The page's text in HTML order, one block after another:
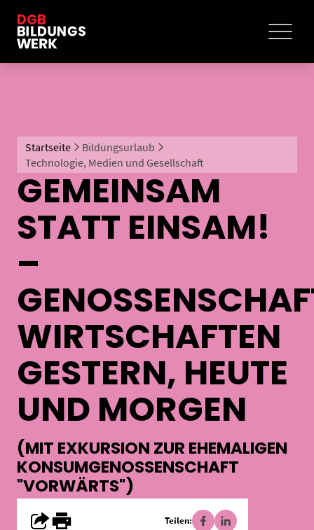
Startseite
Bildungsurlaub
Technologie, Medien und Gesellschaft
GEMEINSAM
STATT EINSAM!
–
WIRTSCHAFTEN
GESTERN, HEUTE
UND MORGEN
(MIT EXKURSION ZUR EHEMALIGEN
KONSUMGENOSSENSCHAFT
"VORWÄRTS")
Teilen: